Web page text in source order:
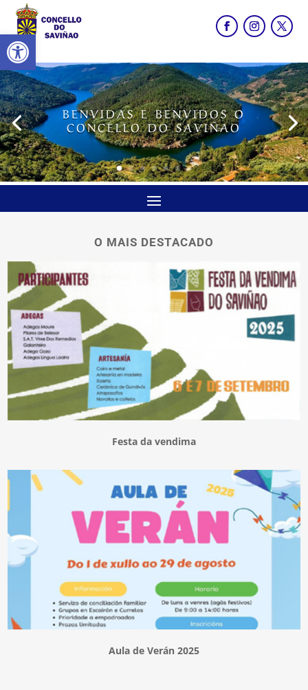
Abrir barra de ferramentas
BENVIDAS E BENVIDOS O
CONCELLO DO SAVIÑAO
O MAIS DESTACADO
Festa da vendima
Aula de Verán 2025